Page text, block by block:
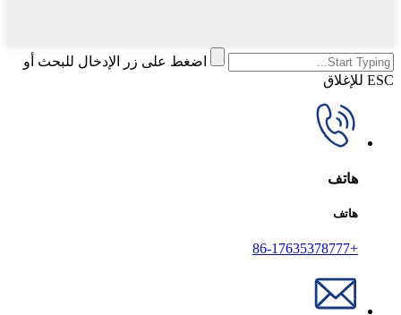
اضغط على زر الإدخال للبحث أو
ESC للإغلاق
هاتف
هاتف
+86-17635378777